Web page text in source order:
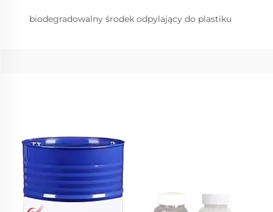
biodegradowalny środek odpylający do plastiku